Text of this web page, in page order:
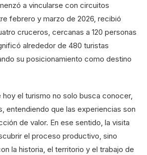
a vincularse con circuitos
febrero y marzo de 2026, recibió
cruceros, cercanas a 120 personas
alrededor de 480 turistas
su posicionamiento como destino
el turismo no solo busca conocer,
entendiendo que las experiencias son
de valor. En ese sentido, la visita
el proceso productivo, sino
la historia, el territorio y el trabajo de